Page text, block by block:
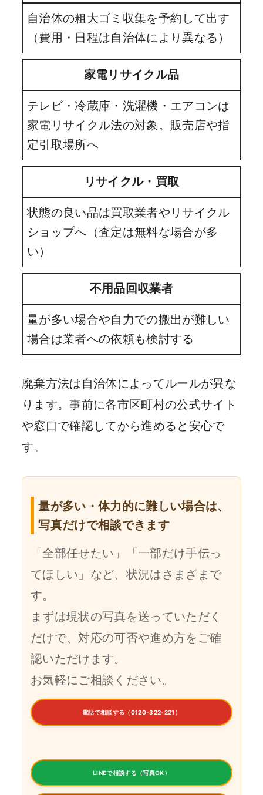
自治体の粗大ゴミ収集を予約して出す
（費用・日程は自治体により異なる）
家電リサイクル品
テレビ・冷蔵庫・洗濯機・エアコンは
家電リサイクル法の対象。販売店や指
定引取場所へ
リサイクル・買取
状態の良い品は買取業者やリサイクル
ショップへ（査定は無料な場合が多
い）
不用品回収業者
量が多い場合や自力での搬出が難しい
場合は業者への依頼も検討する
廃棄方法は自治体によってルールが異な
ります。事前に各市区町村の公式サイト
や窓口で確認してから進めると安心で
す。
量が多い・体力的に難しい場合は、
写真だけで相談できます
「全部任せたい」「一部だけ手伝っ
てほしい」など、状況はさまざまで
す。
まずは現状の写真を送っていただく
だけで、対応の可否や進め方をご確
認いただけます。
お気軽にご相談ください。
電話で相談する（0120-322-221）
LINEで相談する（写真OK）